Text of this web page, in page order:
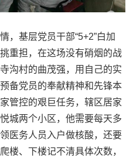
，基层党员干部“5+2”白加
重担，在这场没有硝烟的战
沟村的曲茂强，用自己的实
备党员的奉献精神和先锋本
管控的艰巨任务，辖区居家
城两个小区，他需要每天多
医务人员入户做核酸，还要
楼、下楼记不清具体次数，